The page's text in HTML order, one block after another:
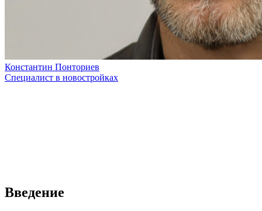
Константин Понториев
Специалист в новостройках
Введение